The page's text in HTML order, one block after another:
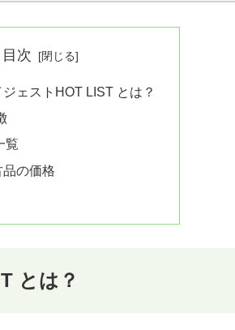
目次
ェストHOT LIST とは？
覧
の価格
とは？